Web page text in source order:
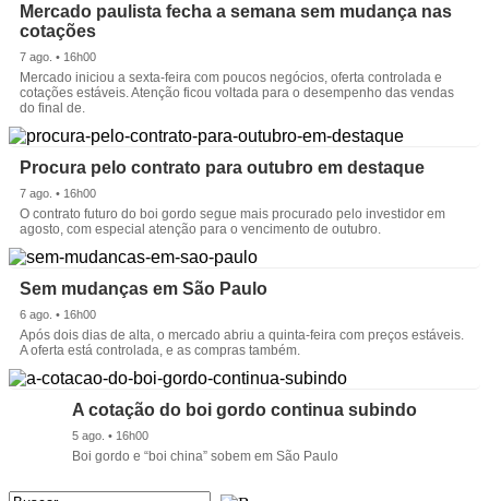
Mercado paulista fecha a semana sem mudança nas
cotações
7 ago. • 16h00
Mercado iniciou a sexta-feira com poucos negócios, oferta controlada e
cotações estáveis. Atenção ficou voltada para o desempenho das vendas
do final de.
Procura pelo contrato para outubro em destaque
7 ago. • 16h00
O contrato futuro do boi gordo segue mais procurado pelo investidor em
agosto, com especial atenção para o vencimento de outubro.
Sem mudanças em São Paulo
6 ago. • 16h00
Após dois dias de alta, o mercado abriu a quinta-feira com preços estáveis.
A oferta está controlada, e as compras também.
A cotação do boi gordo continua subindo
5 ago. • 16h00
Boi gordo e “boi china” sobem em São Paulo